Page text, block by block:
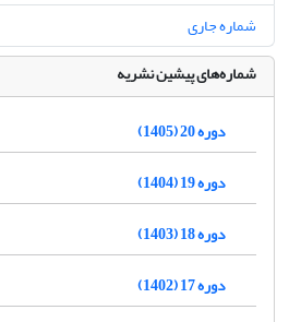
شماره جاری
شماره‌های پیشین نشریه
دوره 20 (1405)
دوره 19 (1404)
دوره 18 (1403)
دوره 17 (1402)